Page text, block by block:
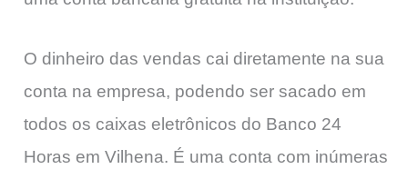
O dinheiro das vendas cai diretamente na sua
conta na empresa, podendo ser sacado em
todos os caixas eletrônicos do Banco 24
Horas em Vilhena. É uma conta com inúmeras